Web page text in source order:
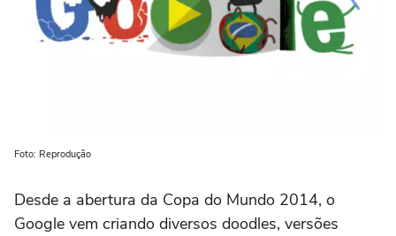
Foto: Reprodução
Desde a abertura da Copa do Mundo 2014, o
Google vem criando diversos doodles, versões